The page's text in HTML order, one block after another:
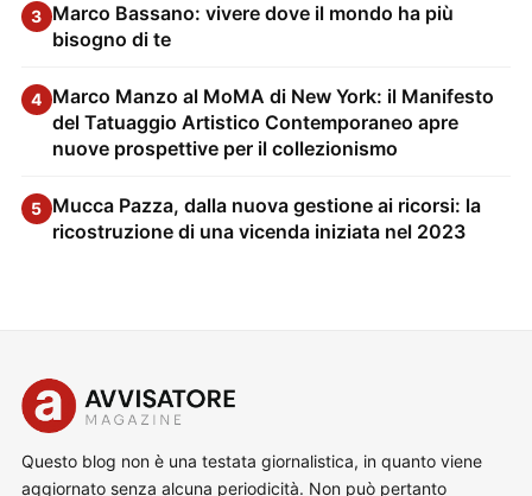
3 Marco Bassano: vivere dove il mondo ha più
bisogno di te
4 Marco Manzo al MoMA di New York: il Manifesto
del Tatuaggio Artistico Contemporaneo apre
nuove prospettive per il collezionismo
5 Mucca Pazza, dalla nuova gestione ai ricorsi: la
ricostruzione di una vicenda iniziata nel 2023
Questo blog non è una testata giornalistica, in quanto viene
aggiornato senza alcuna periodicità. Non può pertanto